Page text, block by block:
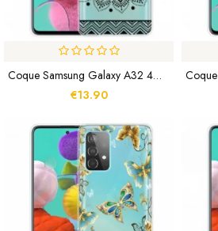
Coque Samsung Galaxy A32 4G Sublime Mandala
€13.90